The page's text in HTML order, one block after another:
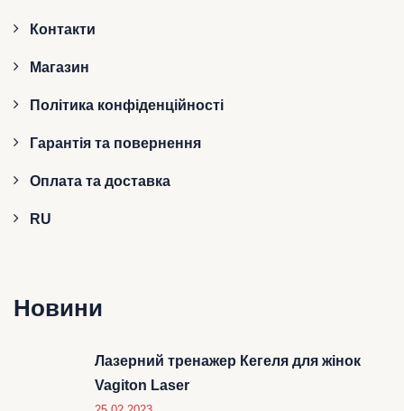
Контакти
Магазин
Політика конфіденційності
Гарантія та повернення
Оплата та доставка
RU
Новини
Лазерний тренажер Кегеля для жінок
Vagiton Laser